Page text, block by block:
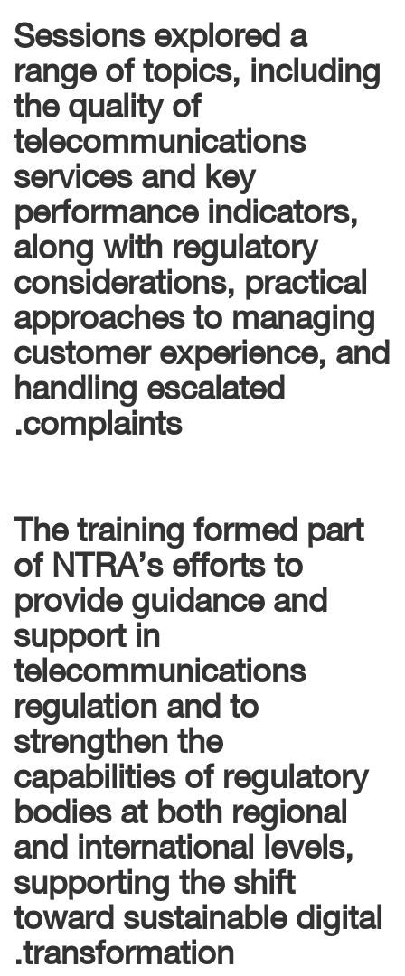
Sessions explored a
range of topics, including
the quality of
telecommunications
services and key
performance indicators,
along with regulatory
considerations, practical
approaches to managing
customer experience, and
handling escalated
complaints.
The training formed part
of NTRA’s efforts to
provide guidance and
support in
telecommunications
regulation and to
strengthen the
capabilities of regulatory
bodies at both regional
and international levels,
supporting the shift
toward sustainable digital
transformation.